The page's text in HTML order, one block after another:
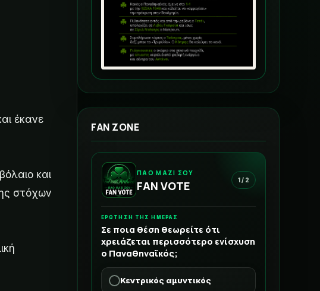
έκανε
και
στόχων
FAN ZONE
ΠΑΟ ΜΑΖΙ ΣΟΥ
FAN VOTE 1 / 2
ΕΡΩΤΗΣΗ ΤΗΣ ΗΜΕΡΑΣ
Σε ποια θέση θεωρείτε ότι
χρειάζεται περισσότερο ενίσχυση
ο Παναθηναϊκός;
Κεντρικός αμυντικός